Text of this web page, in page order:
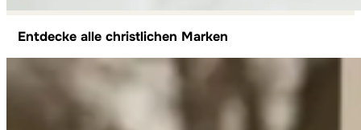
Entdecke alle christlichen Marken